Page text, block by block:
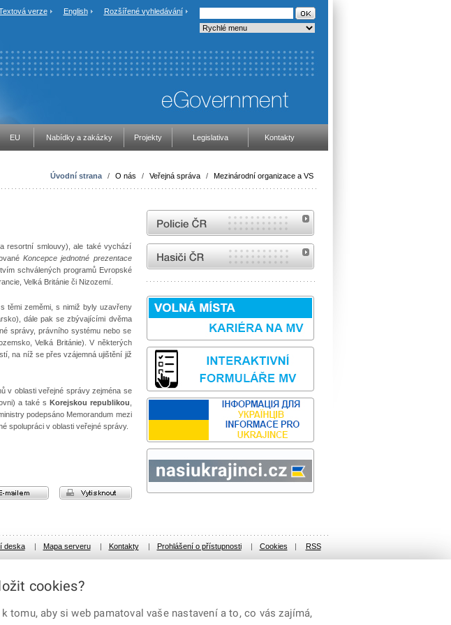
verze English Rozšířené vyhledávání
EU Nabídky a zakázky Projekty Legislativa Kontakty
Úvodní strana / O nás / Veřejná správa / Mezinárodní organizace a VS
resortní smlouvy), ale také vychází
Koncepce jednotné prezentace
schválených programů Evropské
Velká Británie či Nizozemí.
těmi zeměmi, s nimiž byly uzavřeny
dále pak se zbývajícími dvěma
správy, právního systému nebo se
Velká Británie). V některých
na níž se přes vzájemná ujištění již
v oblasti veřejné správy zejména se
a také s Korejskou republikou
podepsáno Memorandum mezi
spolupráci v oblasti veřejné správy.
vytisknout
e-mailem
internetové stránky Policie ČR
internetové stránky Hasiči ČR
Mapa serveru | Kontakty | Prohlášení o přístupnosti | Cookies | RSS
deska |
cookies?
tomu, aby si web pamatoval vaše nastavení a to, co vás zajímá,